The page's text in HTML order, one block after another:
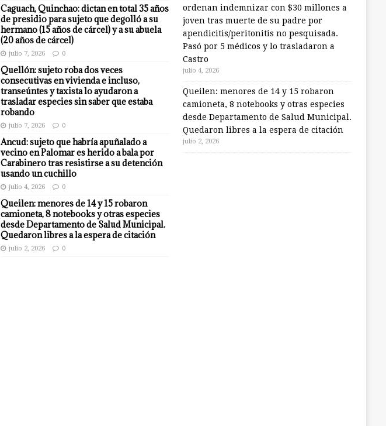
Caguach, Quinchao: dictan en total 35 años
de presidio para sujeto que degolló a su
hermano (15 años de cárcel) y a su abuela
(20 años de cárcel)
julio 7, 2026 0
Quellón: sujeto roba dos veces
consecutivas en vivienda e incluso,
transeúntes y taxista lo ayudaron a
trasladar especies sin saber que estaba
robando
julio 7, 2026 0
Ancud: sujeto que habría apuñalado a
vecino en Palomar es herido a bala por
Carabinero tras resistirse a su detención
usando un cuchillo
julio 4, 2026 0
Queilen: menores de 14 y 15 robaron
camioneta, 8 notebooks y otras especies
desde Departamento de Salud Municipal.
Quedaron libres a la espera de citación
julio 2, 2026 0
ordenan indemnizar con $30 millones a
joven tras muerte de su padre por
apendicitis/peritonitis no pesquisada.
Pasó por 5 médicos y lo trasladaron a
Castro
julio 4, 2026
Queilen: menores de 14 y 15 robaron
camioneta, 8 notebooks y otras especies
desde Departamento de Salud Municipal.
Quedaron libres a la espera de citación
julio 2, 2026